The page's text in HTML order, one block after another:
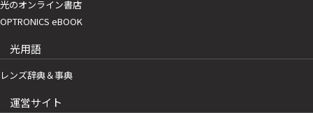
光のオンライン書店
OPTRONICS eBOOK
光用語
レンズ辞典＆事典
運営サイト